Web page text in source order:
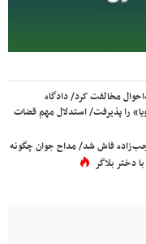
مخالفت کرد/ دادگاه
را پذیرفت/ استدلال مهم قضات
رجب‌زاده فاش شد/ مداح جوان چگونه
دختر بلاگر